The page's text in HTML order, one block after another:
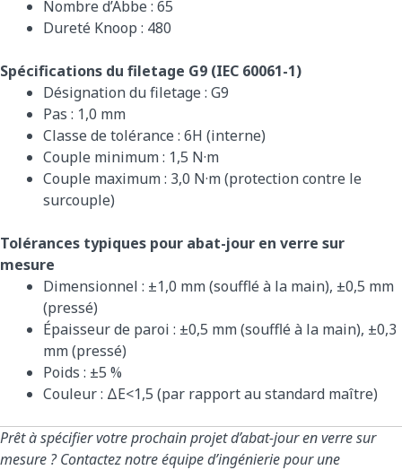
Nombre d’Abbe : 65
Dureté Knoop : 480
Spécifications du filetage G9 (IEC 60061-1)
Désignation du filetage : G9
Pas : 1,0 mm
Classe de tolérance : 6H (interne)
Couple minimum : 1,5 N·m
Couple maximum : 3,0 N·m (protection contre le
surcouple)
Tolérances typiques pour abat-jour en verre sur
mesure
Dimensionnel : ±1,0 mm (soufflé à la main), ±0,5 mm
(pressé)
Épaisseur de paroi : ±0,5 mm (soufflé à la main), ±0,3
mm (pressé)
Poids : ±5 %
Couleur : ΔE<1,5 (par rapport au standard maître)
Prêt à spécifier votre prochain projet d’abat-jour en verre sur
mesure ? Contactez notre équipe d’ingénierie pour une